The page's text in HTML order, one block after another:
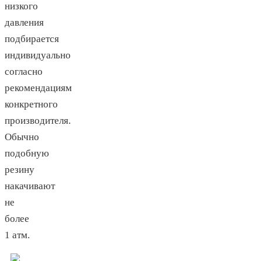
низкого
давления
подбирается
индивидуально
согласно
рекомендациям
конкретного
производителя.
Обычно
подобную
резину
накачивают
не
более
1 атм.